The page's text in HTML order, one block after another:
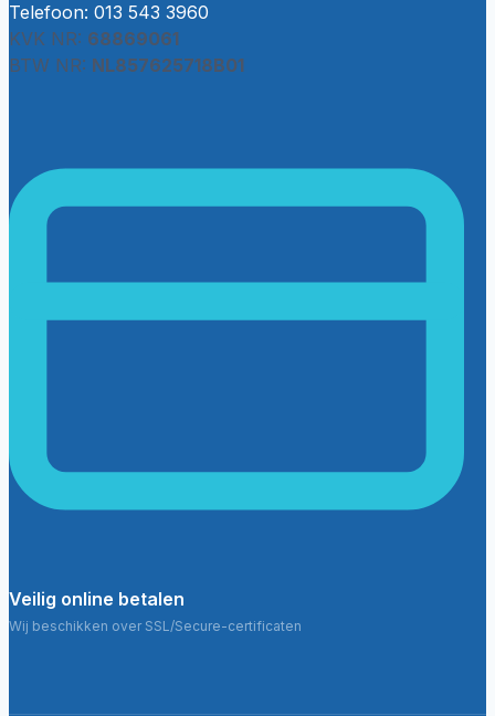
Telefoon: 013 543 3960
KVK NR: 68869061
BTW NR: NL857625718B01
Veilig online betalen
Wij beschikken over SSL/Secure-certificaten